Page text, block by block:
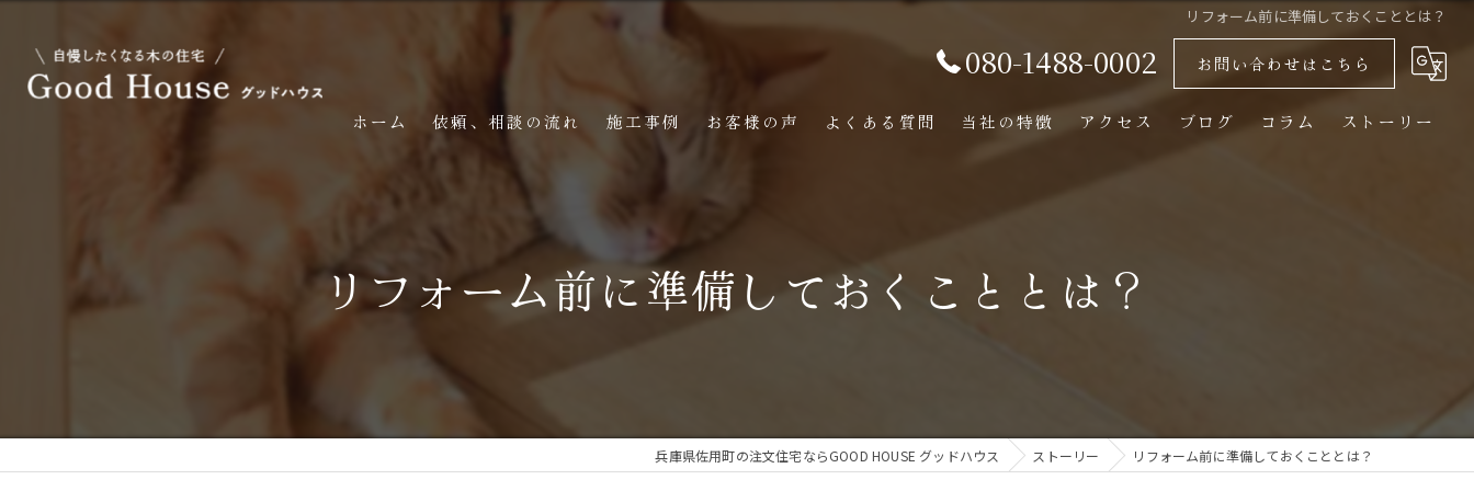
リフォーム前に準備しておくこととは？
080-1488-0002 お問い合わせはこちら
ホーム 依頼、相談の流れ 施工事例 お客様の声 よくある質問 当社の特徴
自然素材
アクセス ブログ コラム ストーリー
リフォーム前に準備しておくこととは？
兵庫県佐用町の注文住宅ならGOOD HOUSE グッドハウス ストーリー リフォーム前に準備しておくこととは？